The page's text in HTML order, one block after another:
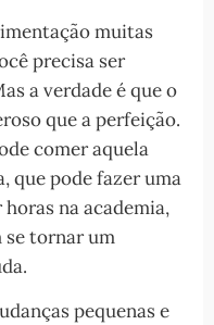
muitas
precisa ser
a verdade é que o
que a perfeição.
comer aquela
que pode fazer uma
na academia,
se tornar um
pequenas e